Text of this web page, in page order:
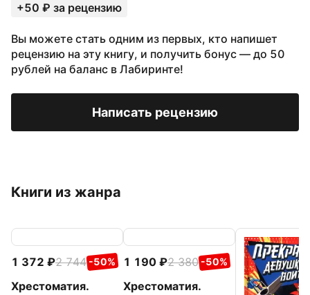
+50 ₽ за рецензию
Вы можете стать одним из первых, кто напишет
рецензию на эту книгу, и получить бонус — до 50
рублей на баланс в Лабиринте!
Написать рецензию
Книги из жанра
1 372 2 744 -50%
Хрестоматия.
1 190 2 380 -50%
Хрестоматия.